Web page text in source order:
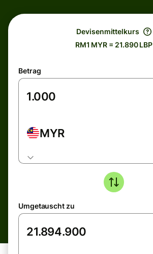
Devisenmittelkurs
RM1 MYR = 21.890 LBP
Betrag
MYR
Umgetauscht zu